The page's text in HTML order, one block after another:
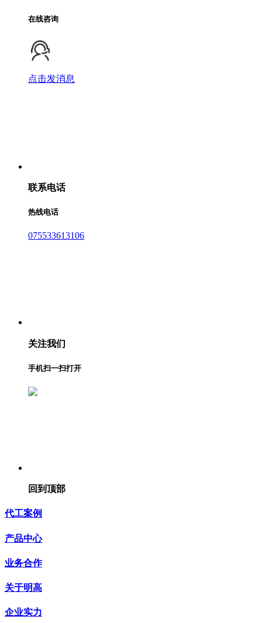
在线咨询
点击发消息
联系电话
热线电话
075533613106
关注我们
手机扫一扫打开
回到顶部
代工案例
产品中心
业务合作
关于明高
企业实力